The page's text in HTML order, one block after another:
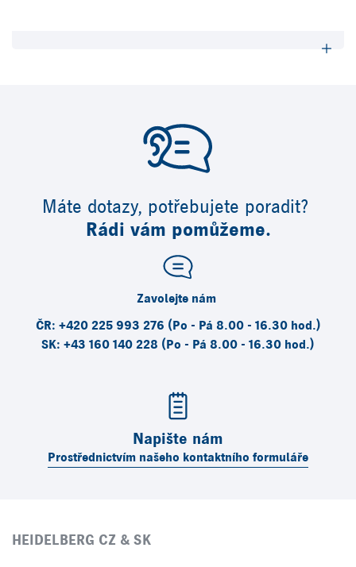
Máte dotazy, potřebujete poradit?
Rádi vám pomůžeme.
Zavolejte nám
ČR: +420 225 993 276 (Po - Pá 8.00 - 16.30 hod.)
SK: +43 160 140 228 (Po - Pá 8.00 - 16.30 hod.)
Napište nám
Prostřednictvím našeho kontaktního formuláře
HEIDELBERG CZ & SK